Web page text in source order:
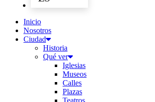
Inicio
Nosotros
Ciudad
Historia
Qué ver
Iglesias
Museos
Calles
Plazas
Teatros